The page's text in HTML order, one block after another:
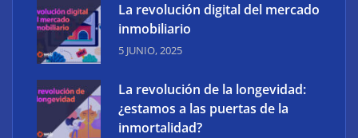
Reformas integrales: la nueva forma de entender la
transformación de espacios
La revolución digital del mercado
inmobiliario
5 JUNIO, 2025
La revolución de la longevidad:
¿estamos a las puertas de la
inmortalidad?